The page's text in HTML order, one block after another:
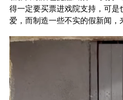
得一定要买票进戏院支持，可
爱，而制造一些不实的假新闻，